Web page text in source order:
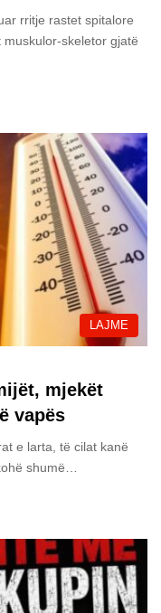
rritje rastet spitalore
skeletor gjatë
LAJME
mjekët
vapës
e larta, të cilat kanë
shumë…